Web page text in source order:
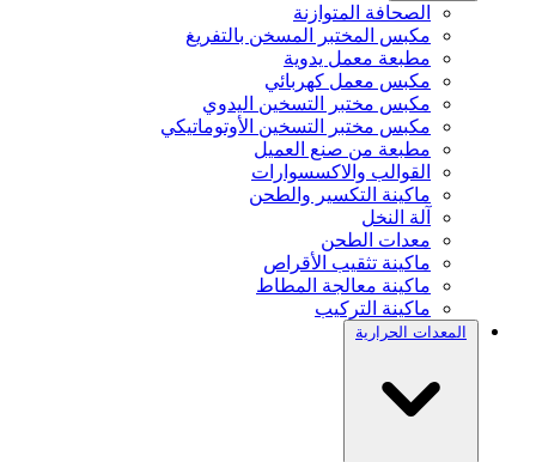
الصحافة المتوازنة
مكبس المختبر المسخن بالتفريغ
مطبعة معمل يدوية
مكبس معمل كهربائي
مكبس مختبر التسخين اليدوي
مكبس مختبر التسخين الأوتوماتيكي
مطبعة من صنع العميل
القوالب والاكسسوارات
ماكينة التكسير والطحن
آلة النخل
معدات الطحن
ماكينة تثقيب الأقراص
ماكينة معالجة المطاط
ماكينة التركيب
المعدات الحرارية